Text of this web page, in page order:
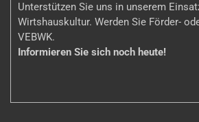
Unterstützen Sie uns in unserem
Wirtshauskultur. Werden Sie Förder-
VEBWK.
Informieren Sie sich noch heute!